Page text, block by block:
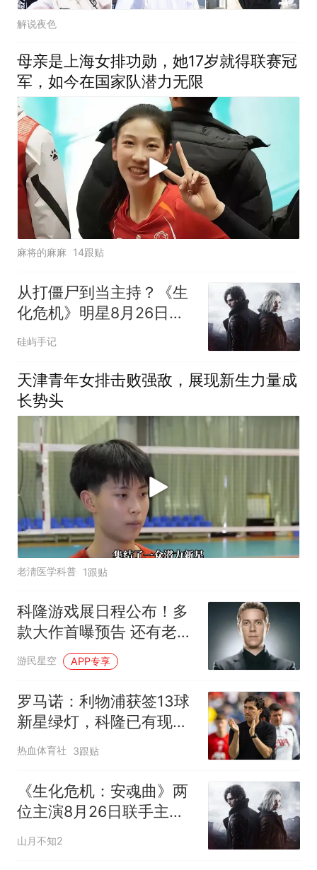
解说夜色
母亲是上海女排功勋，她17岁就得联赛冠
军，如今在国家队潜力无限
麻将的麻麻 14跟贴
从打僵尸到当主持？《生
化危机》明星8月26日携
40款新作接管科隆游戏展
硅屿手记
天津青年女排击败强敌，展现新生力量成
长势头
老淸医学科普 1跟贴
科隆游戏展日程公布！多
款大作首曝预告 还有老熟
人
游民星空 APP专享
罗马诺：利物浦获签13球
新星绿灯，科隆已有现成
替代者
热血体育社 3跟贴
《生化危机：安魂曲》两
位主演8月26日联手主持
科隆游戏展未来游戏展
山月不知2